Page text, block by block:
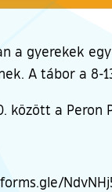
a gyerekek
A tábor a 8-
között a Peron